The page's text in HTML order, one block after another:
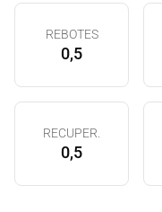
REBOTES
0,5
RECUPER.
0,5